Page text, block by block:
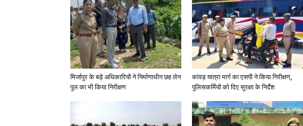
मिर्जापुर के बड़े अधिकारियों ने निर्माणाधीन छह लेन
पुल का भी किया निरीक्षण
कांवड़ यात्रा मार्ग का एसपी ने किया निरीक्षण,
पुलिसकर्मियों को दिए सुरक्षा के निर्देश